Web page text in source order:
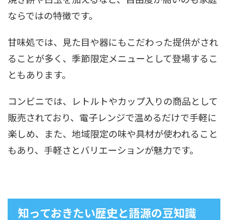
ならではの特徴です。
甘味処では、見た目や器にもこだわった提供がされ
ることが多く、季節限定メニューとして登場するこ
ともあります。
コンビニでは、レトルトやカップ入りの商品として
販売されており、電子レンジで温めるだけで手軽に
楽しめ、また、地域限定の味や具材が使われること
もあり、手軽さとバリエーションが魅力です。
知っておきたい歴史と語源の豆知識